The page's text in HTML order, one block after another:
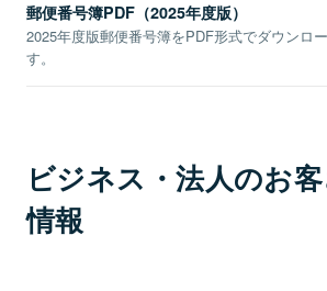
郵便番号簿PDF（2025年度版）
2025年度版郵便番号簿をPDF形式でダウンロ
す。
ビジネス・法人のお
情報